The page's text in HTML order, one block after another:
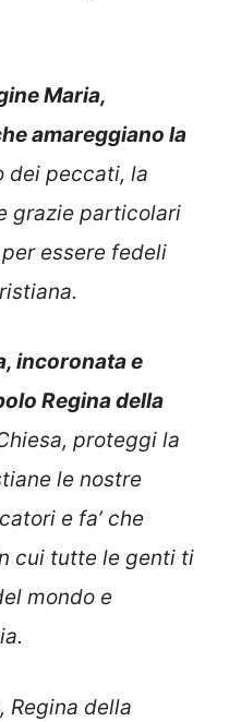
Maria,
amareggiano la
dei peccati, la
grazie particolari
essere fedeli
incoronata e
Regina della
proteggi la
le nostre
e fa’ che
cui tutte le genti ti
mondo e
Regina della